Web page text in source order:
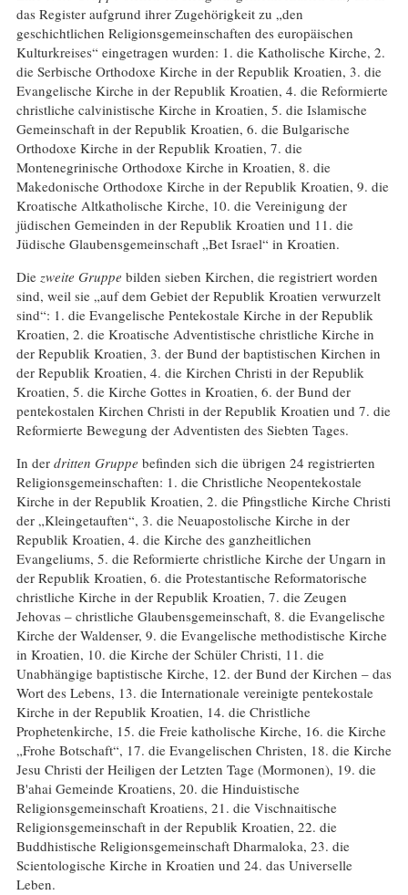
das Register aufgrund ihrer Zugehörigkeit zu „den
geschichtlichen Religionsgemeinschaften des europäischen
Kulturkreises“ eingetragen wurden: 1. die Katholische Kirche, 2.
die Serbische Orthodoxe Kirche in der Republik Kroatien, 3. die
Evangelische Kirche in der Republik Kroatien, 4. die Reformierte
christliche calvinistische Kirche in Kroatien, 5. die Islamische
Gemeinschaft in der Republik Kroatien, 6. die Bulgarische
Orthodoxe Kirche in der Republik Kroatien, 7. die
Montenegrinische Orthodoxe Kirche in Kroatien, 8. die
Makedonische Orthodoxe Kirche in der Republik Kroatien, 9. die
Kroatische Altkatholische Kirche, 10. die Vereinigung der
jüdischen Gemeinden in der Republik Kroatien und 11. die
Jüdische Glaubensgemeinschaft „Bet Israel“ in Kroatien.
Die zweite Gruppe bilden sieben Kirchen, die registriert worden
sind, weil sie „auf dem Gebiet der Republik Kroatien verwurzelt
sind“: 1. die Evangelische Pentekostale Kirche in der Republik
Kroatien, 2. die Kroatische Adventistische christliche Kirche in
der Republik Kroatien, 3. der Bund der baptistischen Kirchen in
der Republik Kroatien, 4. die Kirchen Christi in der Republik
Kroatien, 5. die Kirche Gottes in Kroatien, 6. der Bund der
pentekostalen Kirchen Christi in der Republik Kroatien und 7. die
Reformierte Bewegung der Adventisten des Siebten Tages.
In der dritten Gruppe befinden sich die übrigen 24 registrierten
Religionsgemeinschaften: 1. die Christliche Neopentekostale
Kirche in der Republik Kroatien, 2. die Pfingstliche Kirche Christi
der „Kleingetauften“, 3. die Neuapostolische Kirche in der
Republik Kroatien, 4. die Kirche des ganzheitlichen
Evangeliums, 5. die Reformierte christliche Kirche der Ungarn in
der Republik Kroatien, 6. die Protestantische Reformatorische
christliche Kirche in der Republik Kroatien, 7. die Zeugen
Jehovas – christliche Glaubensgemeinschaft, 8. die Evangelische
Kirche der Waldenser, 9. die Evangelische methodistische Kirche
in Kroatien, 10. die Kirche der Schüler Christi, 11. die
Unabhängige baptistische Kirche, 12. der Bund der Kirchen – das
Wort des Lebens, 13. die Internationale vereinigte pentekostale
Kirche in der Republik Kroatien, 14. die Christliche
Prophetenkirche, 15. die Freie katholische Kirche, 16. die Kirche
„Frohe Botschaft“, 17. die Evangelischen Christen, 18. die Kirche
Jesu Christi der Heiligen der Letzten Tage (Mormonen), 19. die
B'ahai Gemeinde Kroatiens, 20. die Hinduistische
Religionsgemeinschaft Kroatiens, 21. die Vischnaitische
Religionsgemeinschaft in der Republik Kroatien, 22. die
Buddhistische Religionsgemeinschaft Dharmaloka, 23. die
Scientologische Kirche in Kroatien und 24. das Universelle
Leben.